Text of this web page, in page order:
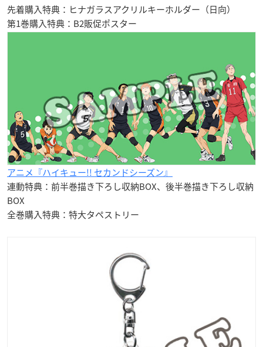
先着購入特典：ヒナガラスアクリルキーホルダー（日向）
第1巻購入特典：B2販促ポスター
アニメ『ハイキュー!! セカンドシーズン』
連動特典：前半巻描き下ろし収納BOX、後半巻描き下ろし収納
BOX
全巻購入特典：特大タペストリー